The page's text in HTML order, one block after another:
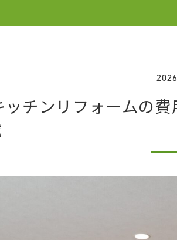
チンリフォームの